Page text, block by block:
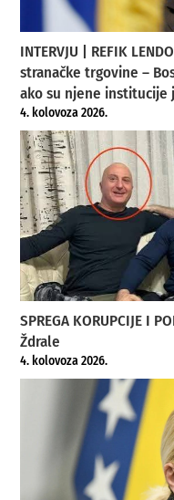
INTERVJU | REFIK
stranačke trgovine –
ako su njene institucije
4. kolovoza 2026.
SPREGA KORUPCIJE I
Ždrale
4. kolovoza 2026.